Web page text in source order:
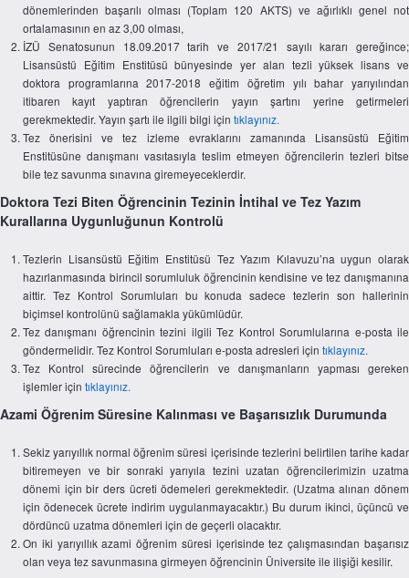
dönemlerinden başarılı olması (Toplam 120 AKTS) ve ağırlıklı genel not
ortalamasının en az 3,00 olması,
İZÜ Senatosunun 18.09.2017 tarih ve 2017/21 sayılı kararı gereğince;
Lisansüstü Eğitim Enstitüsü bünyesinde yer alan tezli yüksek lisans ve
doktora programlarına 2017-2018 eğitim öğretim yılı bahar yarıyılından
itibaren kayıt yaptıran öğrencilerin yayın şartını yerine getirmeleri
gerekmektedir. Yayın şartı ile ilgili bilgi için tıklayınız.
Tez önerisini ve tez izleme evraklarını zamanında Lisansüstü Eğitim
Enstitüsüne danışmanı vasıtasıyla teslim etmeyen öğrencilerin tezleri bitse
bile tez savunma sınavına giremeyeceklerdir.
Doktora Tezi Biten Öğrencinin Tezinin İntihal ve Tez Yazım
Kurallarına Uygunluğunun Kontrolü
Tezlerin Lisansüstü Eğitim Enstitüsü Tez Yazım Kılavuzu’na uygun olarak
hazırlanmasında birincil sorumluluk öğrencinin kendisine ve tez danışmanına
aittir. Tez Kontrol Sorumluları bu konuda sadece tezlerin son hallerinin
biçimsel kontrolünü sağlamakla yükümlüdür.
Tez danışmanı öğrencinin tezini ilgili Tez Kontrol Sorumlularına e-posta ile
göndermelidir. Tez Kontrol Sorumluları e-posta adresleri için tıklayınız.
Tez Kontrol sürecinde öğrencilerin ve danışmanların yapması gereken
işlemler için tıklayınız.
Azami Öğrenim Süresine Kalınması ve Başarısızlık Durumunda
Sekiz yarıyıllık normal öğrenim süresi içerisinde tezlerini belirtilen tarihe kadar
bitiremeyen ve bir sonraki yarıyıla tezini uzatan öğrencilerimizin uzatma
dönemi için bir ders ücreti ödemeleri gerekmektedir. (Uzatma alınan dönem
için ödenecek ücrete indirim uygulanmayacaktır.) Bu durum ikinci, üçüncü ve
dördüncü uzatma dönemleri için de geçerli olacaktır.
On iki yarıyıllık azami öğrenim süresi içerisinde tez çalışmasından başarısız
olan veya tez savunmasına girmeyen öğrencinin Üniversite ile ilişiği kesilir.